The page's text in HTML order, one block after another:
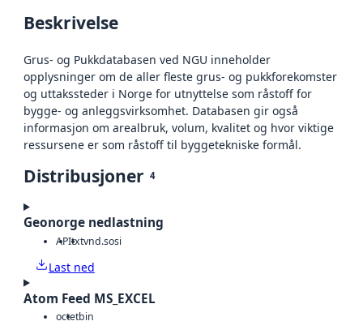
Beskrivelse
Grus- og Pukkdatabasen ved NGU inneholder
opplysninger om de aller fleste grus- og pukkforekomster
og uttakssteder i Norge for utnyttelse som råstoff for
bygge- og anleggsvirksomhet. Databasen gir også
informasjon om arealbruk, volum, kvalitet og hvor viktige
ressursene er som råstoff til byggetekniske formål.
Distribusjoner 4
Geonorge nedlastning
APItxtvnd.sosi
Last ned
Atom Feed MS_EXCEL
octetbin